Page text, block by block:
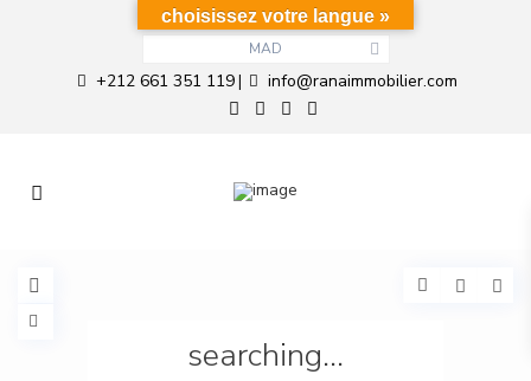
MAD
+212 661 351 119| info@ranaimmobilier.com
searching...
choisissez votre langue »